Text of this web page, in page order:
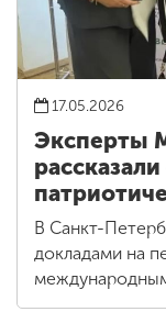
17.05.2026
Эксперты
В Санкт-
докладами на